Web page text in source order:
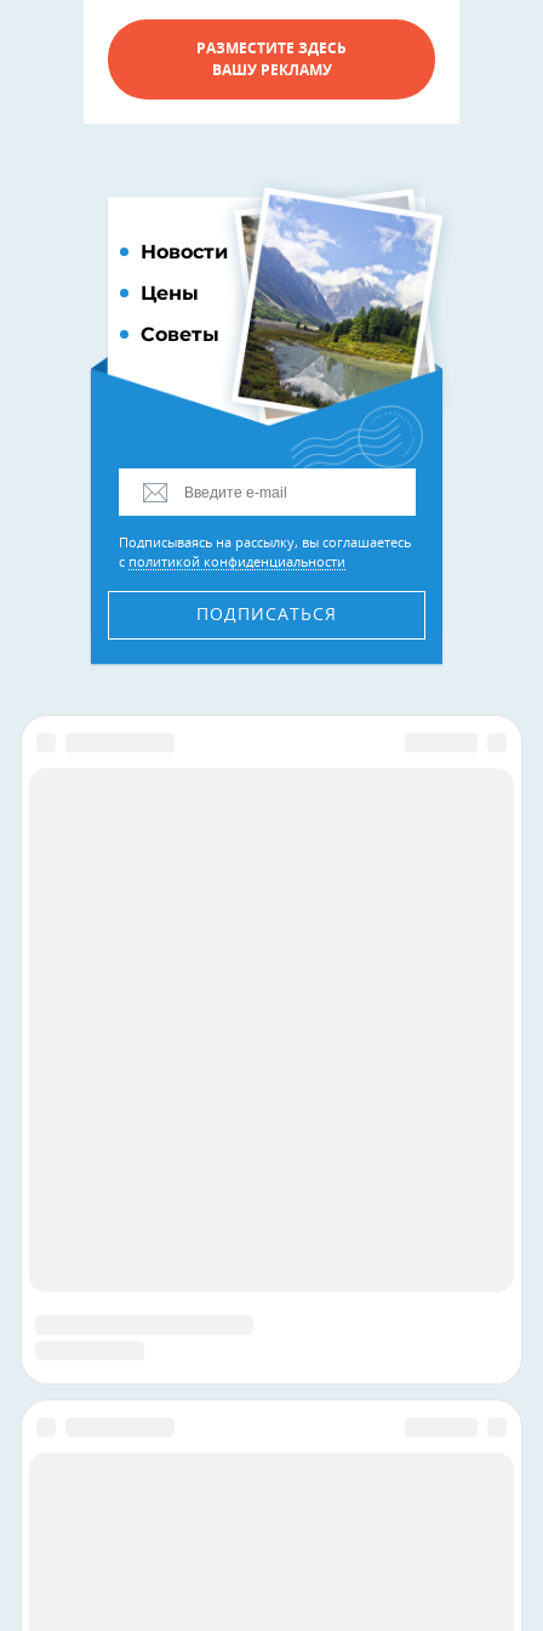
РАЗМЕСТИТЕ ЗДЕСЬ
ВАШУ РЕКЛАМУ
Новости
Цены
Советы
Подписываясь на рассылку, вы соглашаетесь
с политикой конфиденциальности
ПОДПИСАТЬСЯ